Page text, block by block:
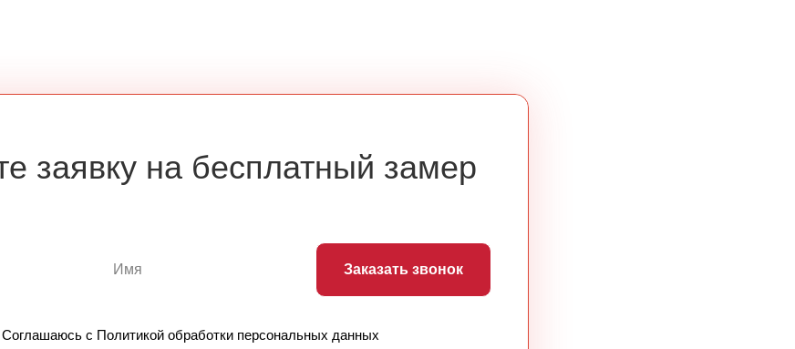
заявку на бесплатный замер
Заказать звонок
с Политикой обработки персональных данных